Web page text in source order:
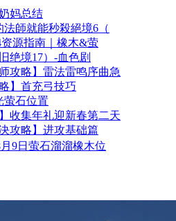
妈总结
師就能秒殺絕境6（
源指南｜橡木&萤
绝境17）-血色剧
攻略】雷法雷鸣序曲急
】首充弓技巧
萤石位置
收集年礼迎新春第二天
攻略】进攻基础篇
9日萤石溜溜橡木位